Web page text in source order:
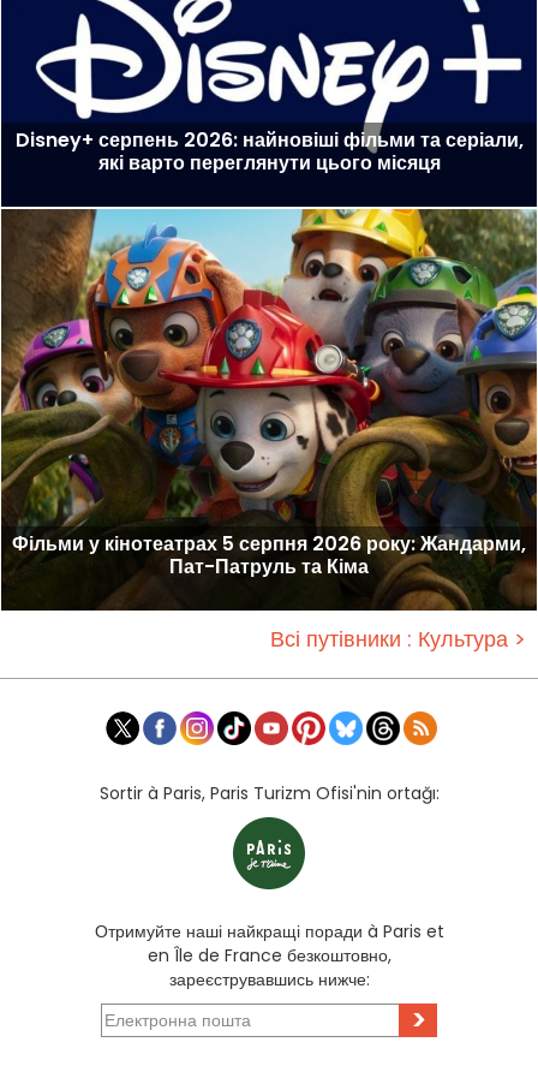
Disney+ серпень 2026: найновіші фільми та серіали,
які варто переглянути цього місяця
Фільми у кінотеатрах 5 серпня 2026 року: Жандарми,
Пат-Патруль та Кіма
Всі путівники : Культура >
Sortir à Paris, Paris Turizm Ofisi'nin ortağı:
Отримуйте наші найкращі поради à Paris et
en Île de France безкоштовно,
зареєструвавшись нижче:
>